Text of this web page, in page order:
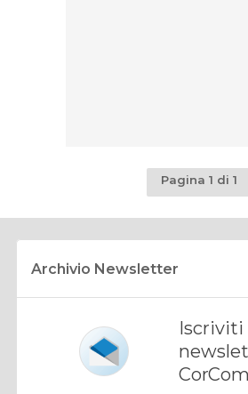
Pagina 1 di 1
Archivio Newsletter
Iscriviti
CorCom